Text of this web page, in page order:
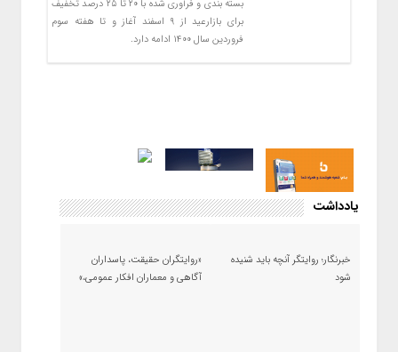
بسته بندی و فرآوری شده با ۲۰ تا ۲۵ درصد تخفیف
برای بازارعید از ۹ اسفند آغاز و تا هفته سوم
فروردین سال ۱۴۰۰ ادامه دارد.
یادداشت
خبرنگار؛ روایتگر آنچه باید شنیده
شود
«روایتگران حقیقت، پاسداران
آگاهی و معماران افکار عمومی،»